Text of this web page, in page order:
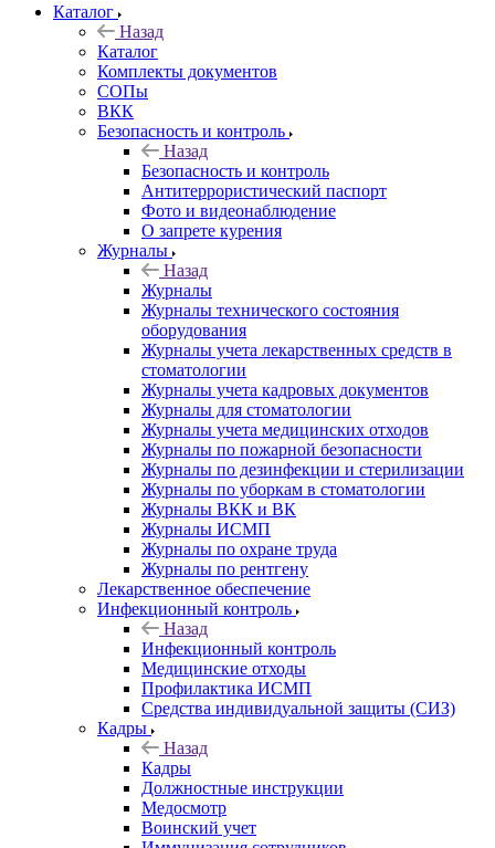
Каталог
Назад
Каталог
Комплекты документов
СОПы
ВКК
Безопасность и контроль
Назад
Безопасность и контроль
Антитеррористический паспорт
Фото и видеонаблюдение
О запрете курения
Журналы
Назад
Журналы
Журналы технического состояния
оборудования
Журналы учета лекарственных средств в
стоматологии
Журналы учета кадровых документов
Журналы для стоматологии
Журналы учета медицинских отходов
Журналы по пожарной безопасности
Журналы по дезинфекции и стерилизации
Журналы по уборкам в стоматологии
Журналы ВКК и ВК
Журналы ИСМП
Журналы по охране труда
Журналы по рентгену
Лекарственное обеспечение
Инфекционный контроль
Назад
Инфекционный контроль
Медицинские отходы
Профилактика ИСМП
Средства индивидуальной защиты (СИЗ)
Кадры
Назад
Кадры
Должностные инструкции
Медосмотр
Воинский учет